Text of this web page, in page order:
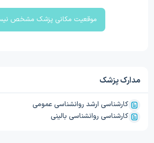
موقعیت مکانی پزشک مشخص
مدارک پزشک
کارشناسی ارشد روانشناسی عمومی
کارشناسی روانشناسی بالینی